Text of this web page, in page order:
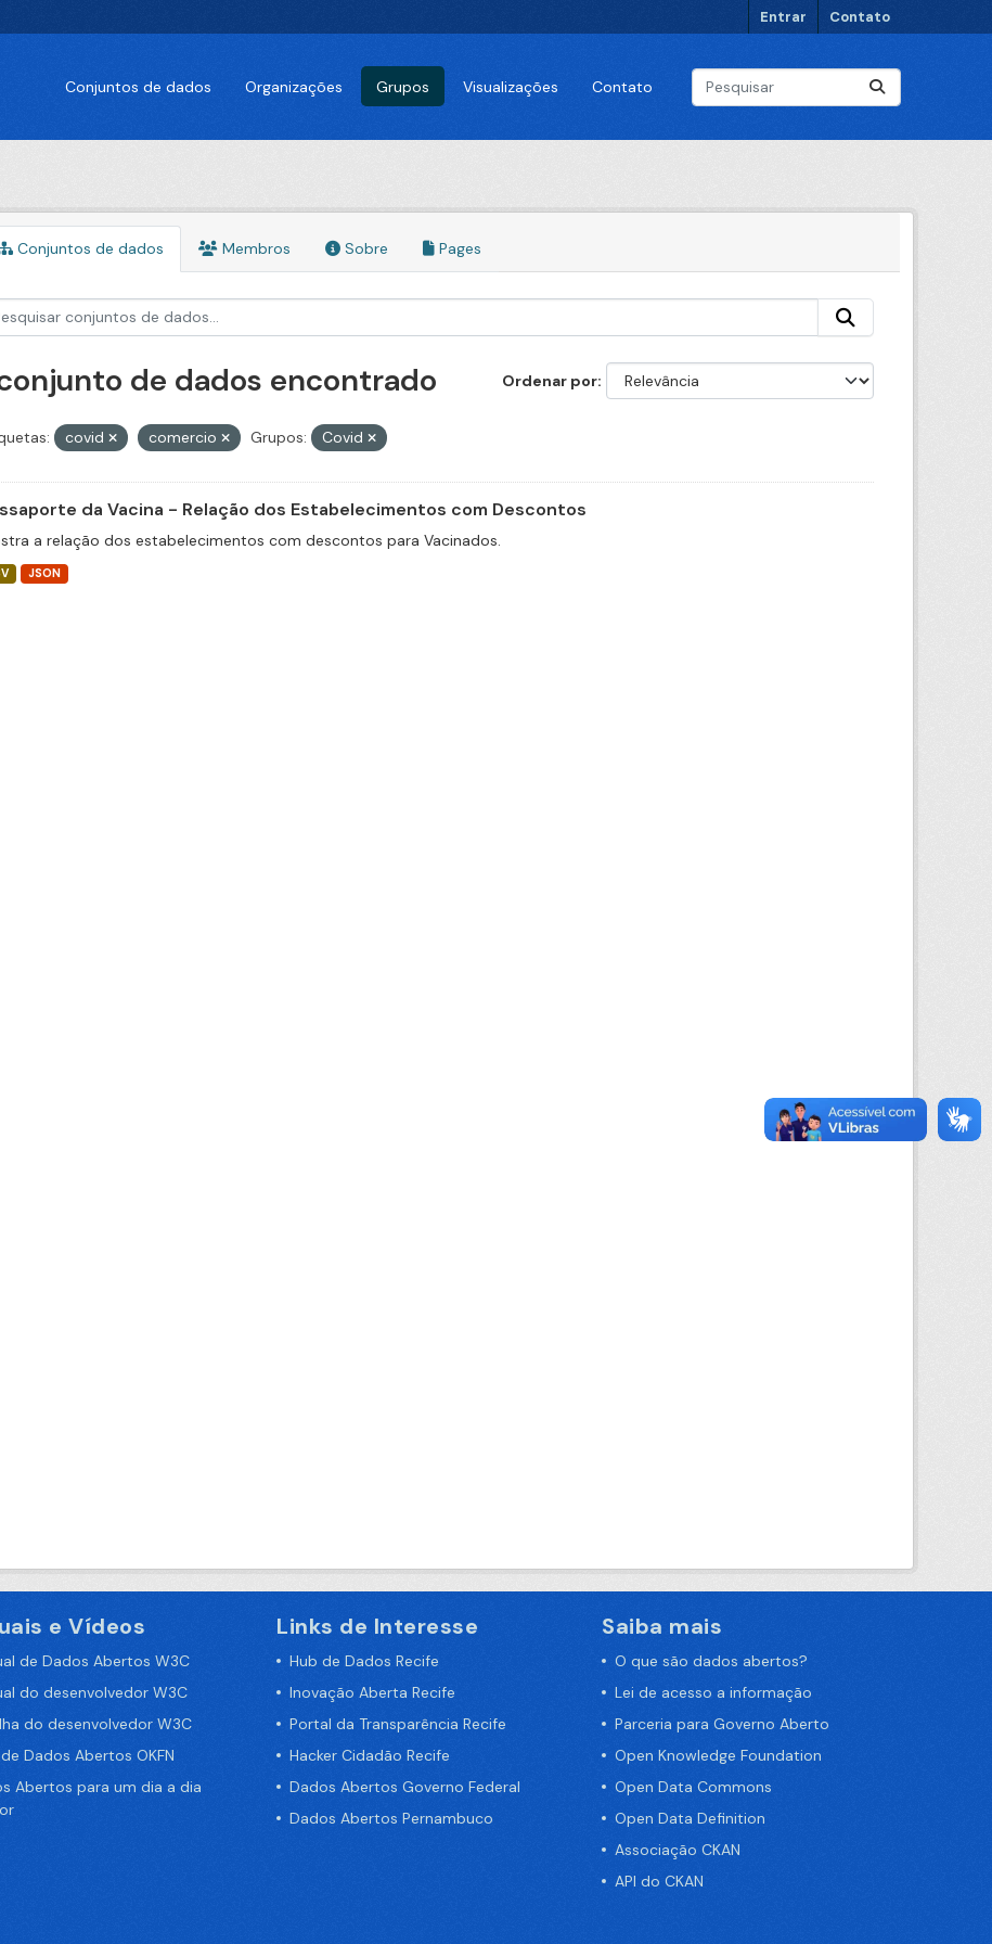
Entrar Contato
Conjuntos de dados Organizações Grupos Visualizações Contato
Conjuntos de dados Membros Sobre Pages
Ordenar por
de dados encontrado
covid comercio Grupos: Covid
da Vacina - Relação dos Estabelecimentos com Descontos
a relação dos estabelecimentos com descontos para Vacinados.
JSON
e Vídeos
de Dados Abertos W3C
do desenvolvedor W3C
do desenvolvedor W3C
Dados Abertos OKFN
Abertos para um dia a dia
Links de Interesse
Hub de Dados Recife
Inovação Aberta Recife
Portal da Transparência Recife
Hacker Cidadão Recife
Dados Abertos Governo Federal
Dados Abertos Pernambuco
Saiba mais
O que são dados abertos?
Lei de acesso a informação
Parceria para Governo Aberto
Open Knowledge Foundation
Open Data Commons
Open Data Definition
Associação CKAN
API do CKAN